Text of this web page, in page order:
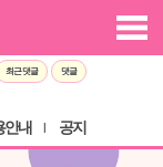
최근 댓글 댓글
안내 공지